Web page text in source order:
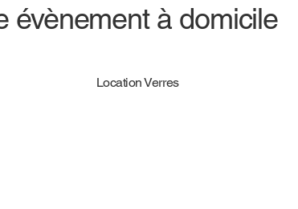
évènement à domicile
Location Verres